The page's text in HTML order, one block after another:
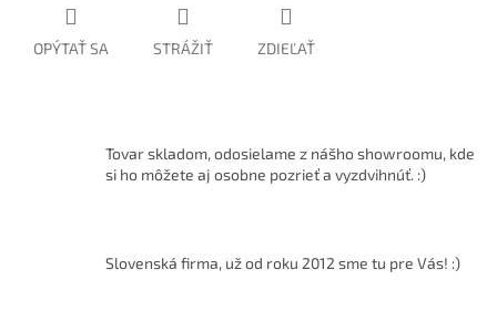
OPÝTAŤ SA STRÁŽIŤ ZDIEĽAŤ
Tovar skladom, odosielame z nášho showroomu, kde
si ho môžete aj osobne pozrieť a vyzdvihnúť. :)
Slovenská firma, už od roku 2012 sme tu pre Vás! :)